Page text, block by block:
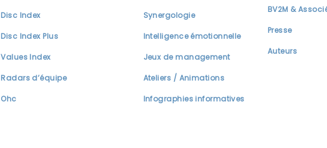
Disc Index
Disc Index Plus
Values Index
Radars d’équipe
Ohc
Synergologie
Intelligence émotionnelle
Jeux de management
Ateliers / Animations
Infographies informatives
BV2M &
Presse
Auteurs